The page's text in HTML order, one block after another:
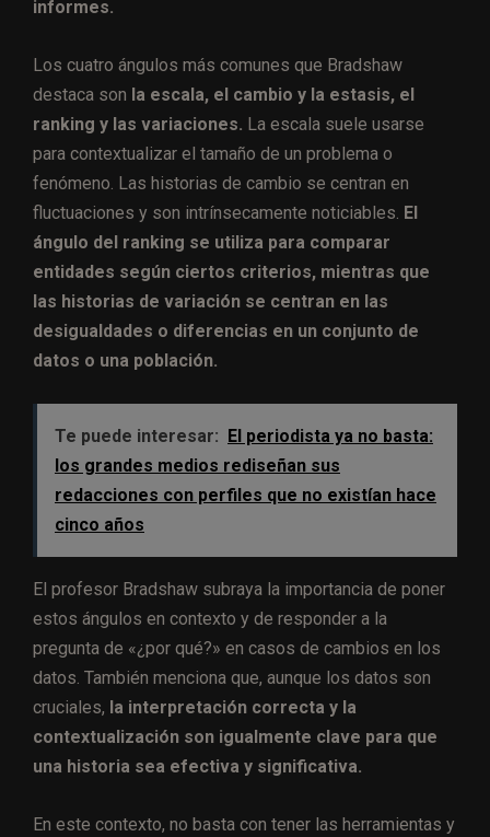
informes.
Los cuatro ángulos más comunes que Bradshaw
destaca son la escala, el cambio y la estasis, el
ranking y las variaciones. La escala suele usarse
para contextualizar el tamaño de un problema o
fenómeno. Las historias de cambio se centran en
fluctuaciones y son intrínsecamente noticiables. El
ángulo del ranking se utiliza para comparar
entidades según ciertos criterios, mientras que
las historias de variación se centran en las
desigualdades o diferencias en un conjunto de
datos o una población.
Te puede interesar:
El periodista ya no basta:
los grandes medios rediseñan sus
redacciones con perfiles que no existían hace
cinco años
El profesor Bradshaw subraya la importancia de poner
estos ángulos en contexto y de responder a la
pregunta de «¿por qué?» en casos de cambios en los
datos. También menciona que, aunque los datos son
cruciales, la interpretación correcta y la
contextualización son igualmente clave para que
una historia sea efectiva y significativa.
En este contexto, no basta con tener las herramientas y